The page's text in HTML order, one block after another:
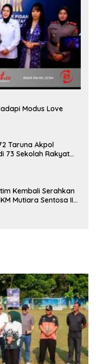
Modus Love
Taruna Akpol
73 Sekolah Rakyat
Kembali Serahkan
Mutiara Sentosa II